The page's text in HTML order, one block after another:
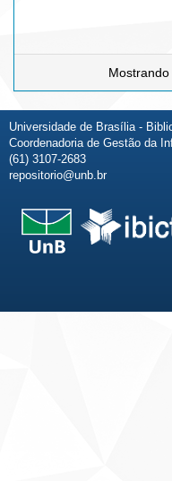
Universidade de Brasília -
Coordenadoria de Gestão da
(61) 3107-2683
repositorio@unb.br